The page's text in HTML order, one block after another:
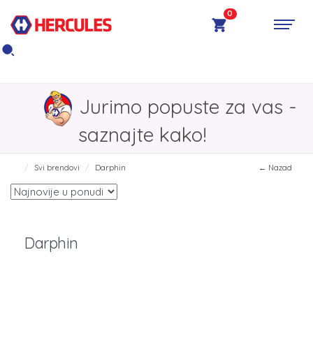
0
Jurimo popuste za vas -
saznajte kako!
Svi brendovi Darphin ← Nazad
Darphin